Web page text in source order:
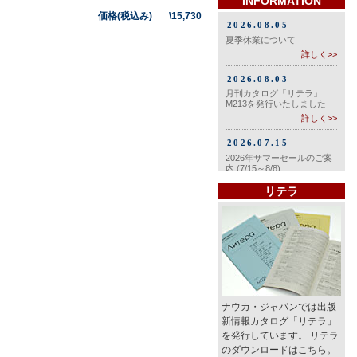
価格(税込み) \15,730
リテラ
ナウカ・ジャパンでは出版
新情報カタログ「リテラ」
を発行しています。 リテラ
のダウンロードはこちら。